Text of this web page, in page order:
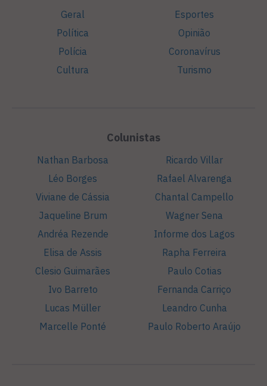
Geral
Política
Polícia
Cultura
Esportes
Opinião
Coronavírus
Turismo
Colunistas
Nathan Barbosa
Léo Borges
Viviane de Cássia
Jaqueline Brum
Andréa Rezende
Elisa de Assis
Clesio Guimarães
Ivo Barreto
Lucas Müller
Marcelle Ponté
Ricardo Villar
Rafael Alvarenga
Chantal Campello
Wagner Sena
Informe dos Lagos
Rapha Ferreira
Paulo Cotias
Fernanda Carriço
Leandro Cunha
Paulo Roberto Araújo